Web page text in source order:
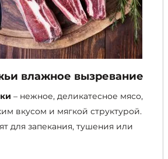
влажное вызревание
– нежное, деликатесное мясо,
вкусом и мягкой структурой.
для запекания, тушения или